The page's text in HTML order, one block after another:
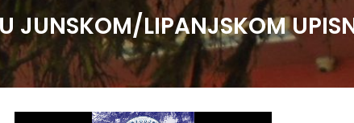
JUNSKOM/LIPANJSKOM